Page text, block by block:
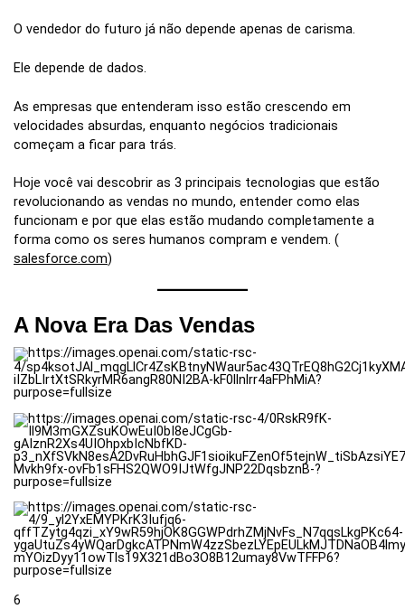
O vendedor do futuro já não depende apenas de carisma.
Ele depende de dados.
As empresas que entenderam isso estão crescendo em
velocidades absurdas, enquanto negócios tradicionais
começam a ficar para trás.
Hoje você vai descobrir as 3 principais tecnologias que estão
revolucionando as vendas no mundo, entender como elas
funcionam e por que elas estão mudando completamente a
forma como os seres humanos compram e vendem. (
salesforce.com)
A Nova Era Das Vendas
6